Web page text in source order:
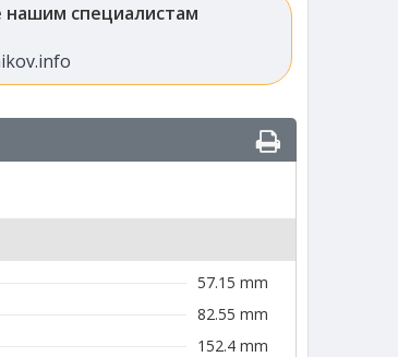
нашим специалистам
57.15 mm
82.55 mm
152.4 mm